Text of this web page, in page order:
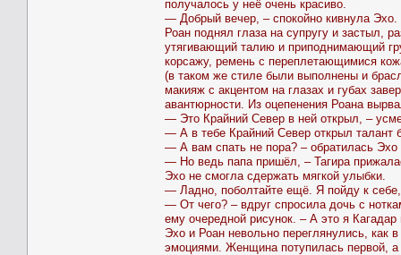
получалось у неё очень красиво.
— Добрый вечер, – спокойно кивнула Эхо.
Роан поднял глаза на супругу и застыл,
утягивающий талию и приподнимающий
корсажу, ремень с переплетающимися
(в таком же стиле были выполнены и
макияж с акцентом на глазах и губах
авантюрности. Из оцепенения Роана
— Это Крайний Север в ней открыл, –
— А в тебе Крайний Север открыл талант
— А вам спать не пора? – обратилась
— Но ведь папа пришёл, – Тагира
Эхо не смогла сдержать мягкой улыбки.
— Ладно, поболтайте ещё. Я пойду к
— От чего? – вдруг спросила дочь с
ему очередной рисунок. – А это я
Эхо и Роан невольно переглянулись, как
эмоциями. Женщина потупилась первой,